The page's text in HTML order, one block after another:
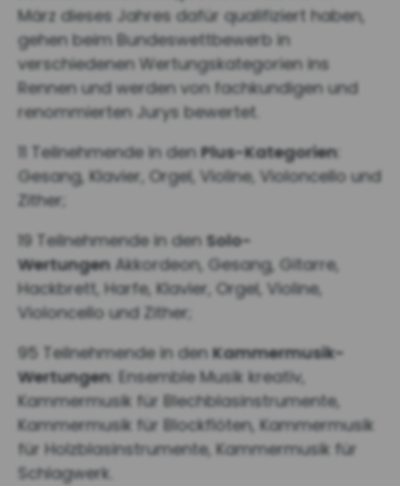
März dieses Jahres dafür qualifiziert haben,
gehen beim Bundeswettbewerb in
verschiedenen Wertungskategorien ins
Rennen und werden von fachkundigen und
renommierten Jurys bewertet.
11 Teilnehmende in denPlus-Kategorien:
Gesang, Klavier, Orgel, Violine, Violoncello und
Zither;
19 Teilnehmende in den Solo-
Wertungen Akkordeon, Gesang, Gitarre,
Hackbrett, Harfe, Klavier, Orgel, Violine,
Violoncello und Zither;
95 Teilnehmende in denKammermusik-
Wertungen: Ensemble Musik kreativ,
Kammermusik für Blechblasinstrumente,
Kammermusik für Blockflöten, Kammermusik
für Holzblasinstrumente, Kammermusik für
Schlagwerk.